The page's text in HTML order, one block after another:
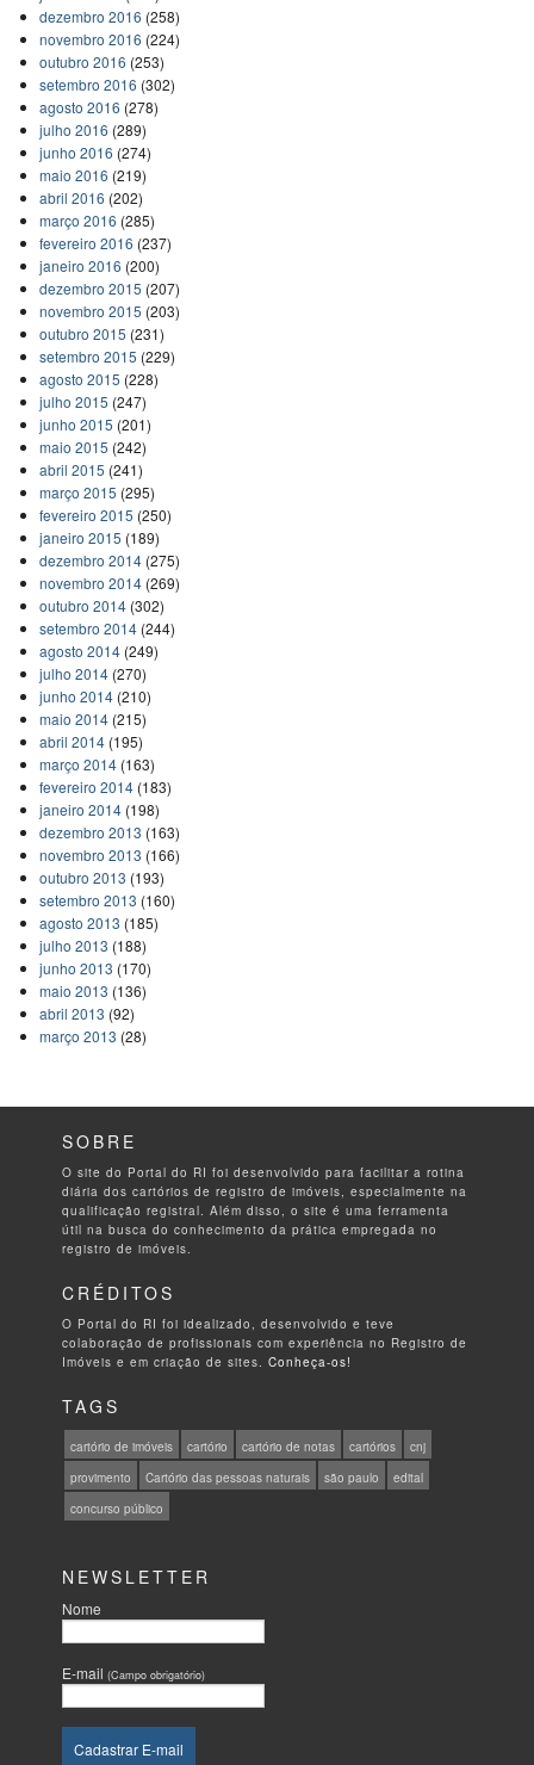
dezembro 2016 (258)
novembro 2016 (224)
outubro 2016 (253)
setembro 2016 (302)
agosto 2016 (278)
julho 2016 (289)
junho 2016 (274)
maio 2016 (219)
abril 2016 (202)
março 2016 (285)
fevereiro 2016 (237)
janeiro 2016 (200)
dezembro 2015 (207)
novembro 2015 (203)
outubro 2015 (231)
setembro 2015 (229)
agosto 2015 (228)
julho 2015 (247)
junho 2015 (201)
maio 2015 (242)
abril 2015 (241)
março 2015 (295)
fevereiro 2015 (250)
janeiro 2015 (189)
dezembro 2014(275)
novembro 2014(269)
outubro 2014(302)
setembro 2014(244)
agosto 2014(249)
julho 2014(270)
junho 2014(210)
maio 2014(215)
abril 2014(195)
março 2014(163)
fevereiro 2014(183)
janeiro 2014(198)
dezembro 2013 (163)
novembro 2013 (166)
outubro 2013 (193)
setembro 2013 (160)
agosto 2013 (185)
julho 2013 (188)
junho 2013 (170)
maio 2013 (136)
abril 2013 (92)
março 2013 (28)
SOBRE
O site do Portal do RI foi desenvolvido para facilitar a rotina
diária dos cartórios de registro de imóveis, especialmente na
qualificação registral. Além disso, o site é uma ferramenta
útil na busca do conhecimento da prática empregada no
registro de imóveis.
CRÉDITOS
O Portal do RI foi idealizado, desenvolvido e teve
colaboração de profissionais com experiência no Registro de
Imóveis e em criação de sites.Conheça-os!
TAGS
cartório de imóveis cartório cartório de notas cartórios
cnj
provimento
Cartório das pessoas naturais são paulo
edital
concurso público
NEWSLETTER
Nome
E-mail(Campo obrigatório)